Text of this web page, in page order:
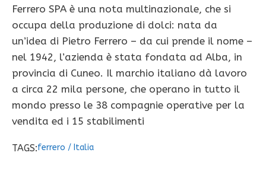
Ferrero SPA è una nota multinazionale, che si
occupa della produzione di dolci: nata da
un’idea di Pietro Ferrero – da cui prende il nome –
nel 1942, l’azienda è stata fondata ad Alba, in
provincia di Cuneo. Il marchio italiano dà lavoro
a circa 22 mila persone, che operano in tutto il
mondo presso le 38 compagnie operative per la
vendita ed i 15 stabilimenti
TAGS:ferrero / Italia